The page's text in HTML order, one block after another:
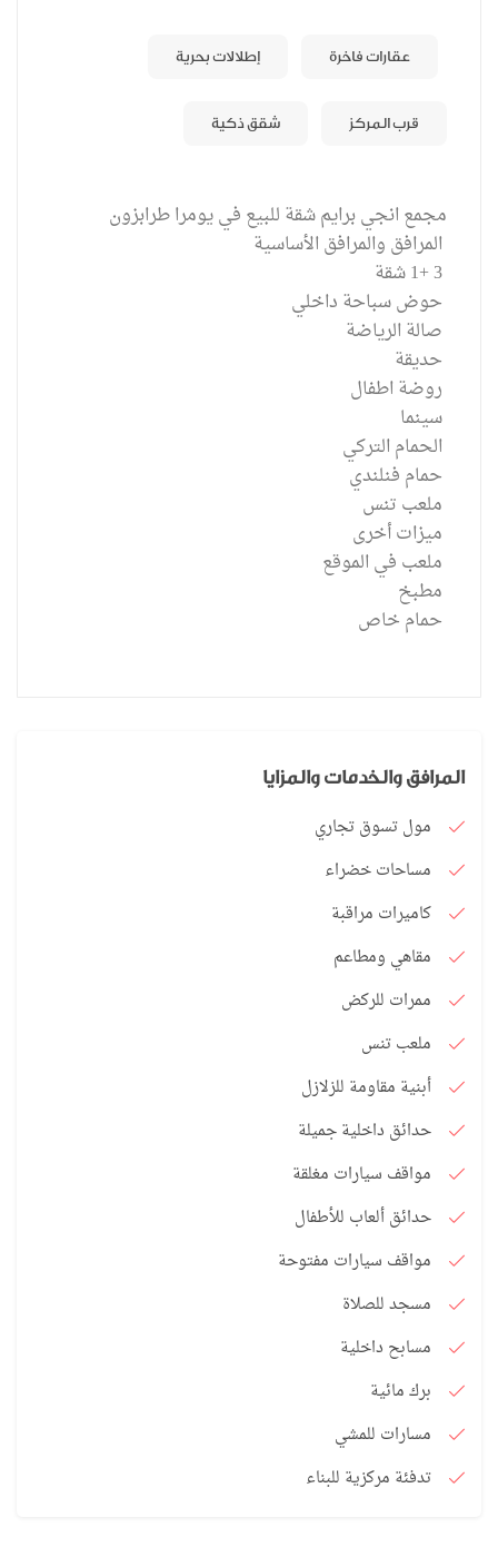
إطلالات بحرية عقارات فاخرة
شقق ذكية قرب المركز
مجمع انجي برايم شقة للبيع في يومرا طرابزون
المرافق والمرافق الأساسية
حوض سباحة داخلي
صالة الرياضة
حديقة
روضة اطفال
سينما
الحمام التركي
حمام فنلندي
ملعب تنس
ميزات أخرى
ملعب في الموقع
مطبخ
حمام خاص
المرافق والخدمات والمزايا
مول تسوق تجاري
مساحات خضراء
كاميرات مراقبة
مقاهي ومطاعم
ممرات للركض
ملعب تنس
أبنية مقاومة للزلازل
حدائق داخلية جميلة
مواقف سيارات مغلقة
حدائق ألعاب للأطفال
مواقف سيارات مفتوحة
مسجد للصلاة
مسابح داخلية
برك مائية
مسارات للمشي
تدفئة مركزية للبناء